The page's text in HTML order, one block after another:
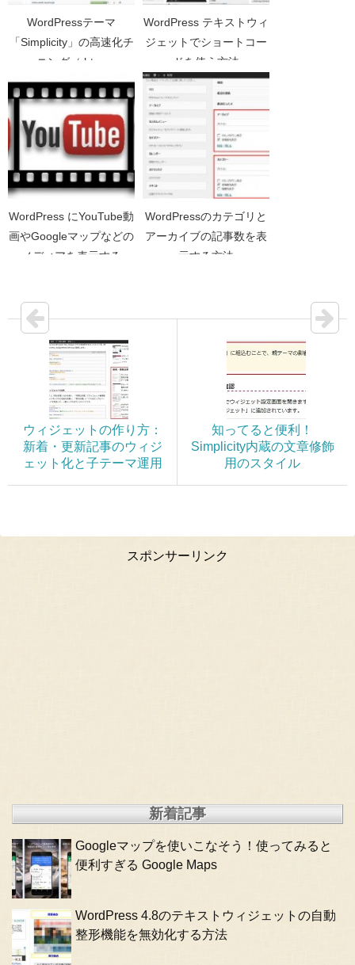
WordPressテーマ
「Simplicity」の高速化チ
ューニング（.htaccess
編）
WordPress テキストウィ
ジェットでショートコー
ドを使う方法
WordPress にYouTube動
画やGoogleマップなどの
メディアを表示する
WordPressのカテゴリと
アーカイブの記事数を表
示する方法
ウィジェットの作り方：
新着・更新記事のウィジ
ェット化と子テーマ運用
知ってると便利！
Simplicity内蔵の文章修飾
用のスタイル
スポンサーリンク
新着記事
Googleマップを使いこなそう！使ってみると
便利すぎる Google Maps
WordPress 4.8のテキストウィジェットの自動
整形機能を無効化する方法